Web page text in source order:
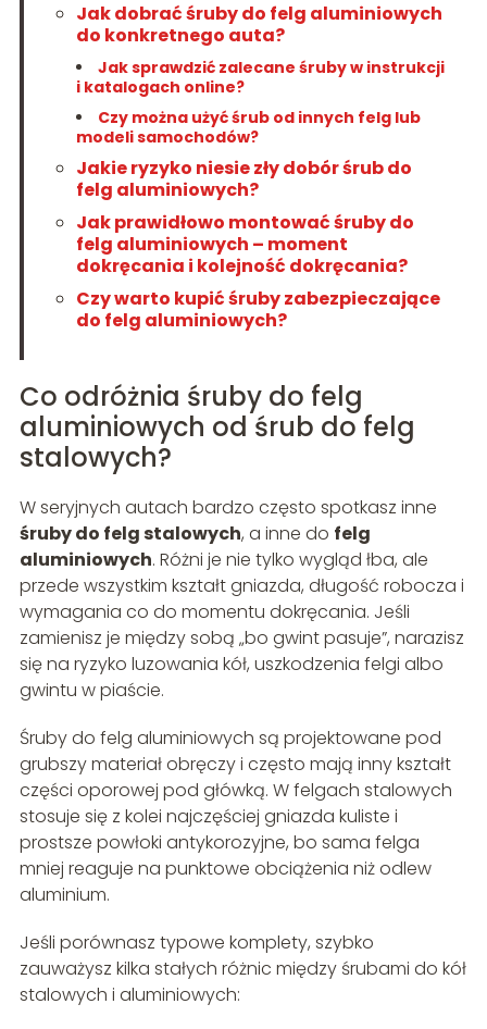
Jak dobrać śruby do felg aluminiowych
do konkretnego auta?
Jak sprawdzić zalecane śruby w instrukcji
i katalogach online?
Czy można użyć śrub od innych felg lub
modeli samochodów?
Jakie ryzyko niesie zły dobór śrub do
felg aluminiowych?
Jak prawidłowo montować śruby do
felg aluminiowych – moment
dokręcania i kolejność dokręcania?
Czy warto kupić śruby zabezpieczające
do felg aluminiowych?
Co odróżnia śruby do felg
aluminiowych od śrub do felg
stalowych?
W seryjnych autach bardzo często spotkasz inne
śruby do felg stalowych, a inne do felg
aluminiowych. Różni je nie tylko wygląd łba, ale
przede wszystkim kształt gniazda, długość robocza i
wymagania co do momentu dokręcania. Jeśli
zamienisz je między sobą „bo gwint pasuje”, narazisz
się na ryzyko luzowania kół, uszkodzenia felgi albo
gwintu w piaście.
Śruby do felg aluminiowych są projektowane pod
grubszy materiał obręczy i często mają inny kształt
części oporowej pod główką. W felgach stalowych
stosuje się z kolei najczęściej gniazda kuliste i
prostsze powłoki antykorozyjne, bo sama felga
mniej reaguje na punktowe obciążenia niż odlew
aluminium.
Jeśli porównasz typowe komplety, szybko
zauważysz kilka stałych różnic między śrubami do kół
stalowych i aluminiowych: